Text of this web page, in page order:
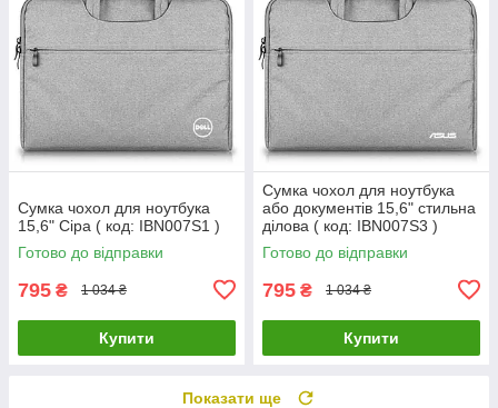
Сумка чохол для ноутбука
15,6" Сіра ( код: IBN007S1 )
Готово до відправки
795 ₴ 1 034 ₴
Купити
Сумка чохол для ноутбука
або документів 15,6" стильна
ділова ( код: IBN007S3 )
Готово до відправки
795 ₴ 1 034 ₴
Купити
Показати ще